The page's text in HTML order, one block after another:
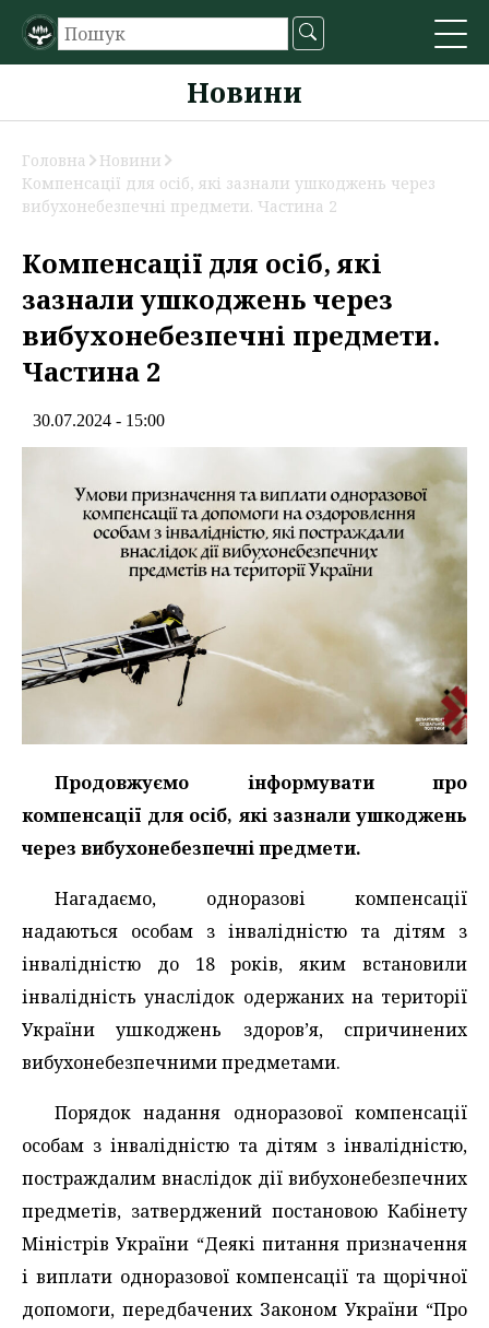
Новини
Головна
Новини
Компенсації для осіб, які зазнали ушкоджень через
вибухонебезпечні предмети. Частина 2
Компенсації для осіб, які
зазнали ушкоджень через
вибухонебезпечні предмети.
Частина 2
30.07.2024 - 15:00
Продовжуємо інформувати про
компенсації для осіб, які зазнали ушкоджень
через вибухонебезпечні предмети.
Нагадаємо, одноразові компенсації
надаються особам з інвалідністю та дітям з
інвалідністю до 18 років, яким встановили
інвалідність унаслідок одержаних на території
України ушкоджень здоров’я, спричинених
вибухонебезпечними предметами.
Порядок надання одноразової компенсації
особам з інвалідністю та дітям з інвалідністю,
постраждалим внаслідок дії вибухонебезпечних
предметів, затверджений постановою Кабінету
Міністрів України “Деякі питання призначення
і виплати одноразової компенсації та щорічної
допомоги, передбачених Законом України “Про